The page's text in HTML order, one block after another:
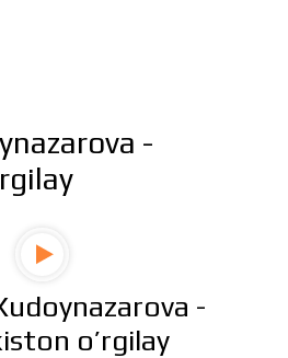
-
-
o’rgilay